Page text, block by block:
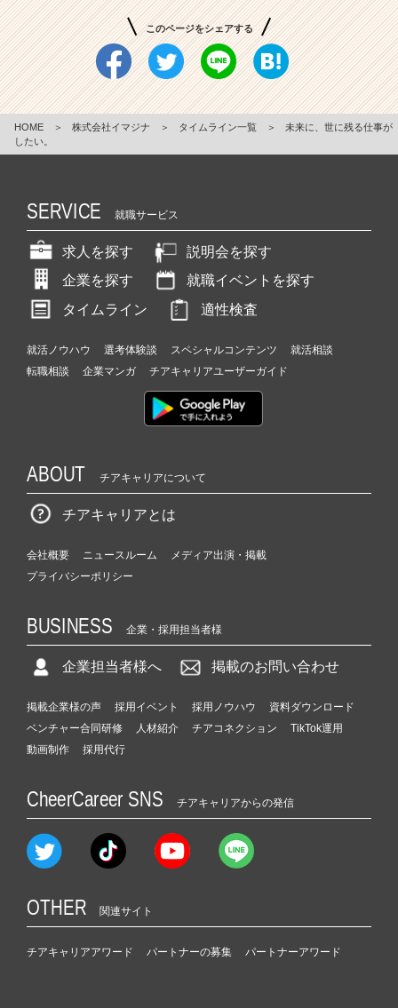
このページをシェアする
HOME ＞ 株式会社イマジナ ＞ タイムライン一覧 ＞
未来に、世に残る仕事が
したい。
SERVICE 就職サービス
求人を探す
説明会を探す
企業を探す
就職イベントを探す
タイムライン
適性検査
就活ノウハウ 選考体験談 スペシャルコンテンツ
就活相談
転職相談
企業マンガ チアキャリアユーザーガイド
ABOUT チアキャリアについて
チアキャリアとは
会社概要 ニュースルーム
メディア出演・掲載
プライバシーポリシー
BUSINESS 企業・採用担当者様
企業担当者様へ 掲載のお問い合わせ
掲載企業様の声 採用イベント 採用ノウハウ
資料ダウンロード
ベンチャー合同研修
人材紹介 チアコネクション
TikTok運用
動画制作
採用代行
CheerCareer SNS チアキャリアからの発信
OTHER 関連サイト
チアキャリアアワード パートナーの募集 パートナーアワード